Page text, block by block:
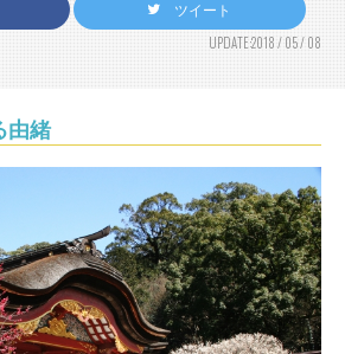
ツイート
UPDATE:2018 / 05 / 08
由緒